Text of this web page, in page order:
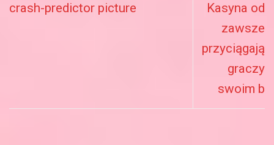
crash-predictor picture
Kasyna od
zawsze
przyciągają
graczy
swoim b